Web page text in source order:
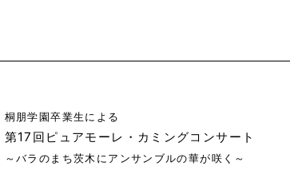
桐朋学園卒業生による
第17回ピュアモーレ・カミングコンサート
～バラのまち茨木にアンサンブルの華が咲く～